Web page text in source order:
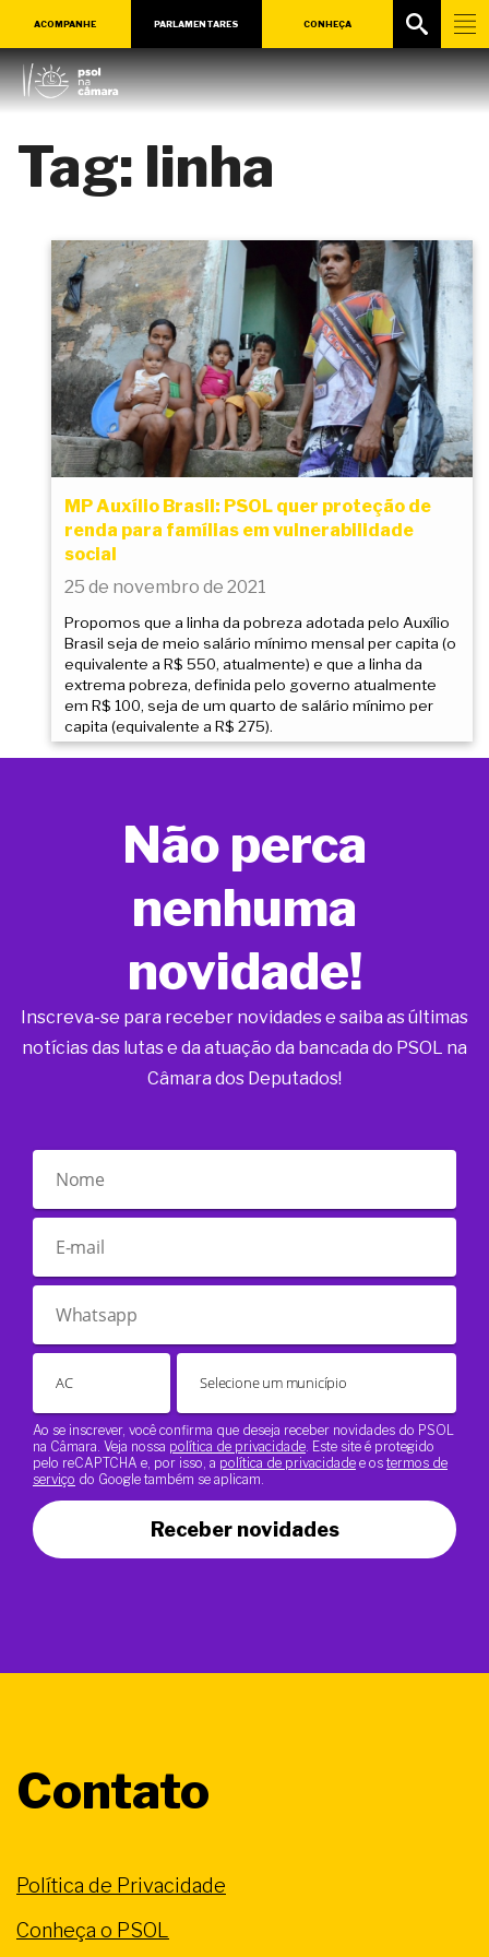
ACOMPANHE PARLAMENTARES CONHEÇA
Tag: linha
MP Auxílio Brasil: PSOL quer proteção de
renda para famílias em vulnerabilidade
social
25 de novembro de 2021
Propomos que a linha da pobreza adotada pelo Auxílio
Brasil seja de meio salário mínimo mensal per capita (o
equivalente a R$ 550, atualmente) e que a linha da
extrema pobreza, definida pelo governo atualmente
em R$ 100, seja de um quarto de salário mínimo per
capita (equivalente a R$ 275).
Não perca
nenhuma
novidade!
Inscreva-se para receber novidades e saiba as últimas
notícias das lutas e da atuação da bancada do PSOL na
Câmara dos Deputados!
Ao se inscrever, você confirma que deseja receber novidades do PSOL
na Câmara. Veja nossa política de privacidade . Este site é protegido
pelo reCAPTCHA e, por isso, a política de privacidade e os termos de
serviço do Google também se aplicam.
Receber novidades
Contato
Política de Privacidade
Conheça o PSOL